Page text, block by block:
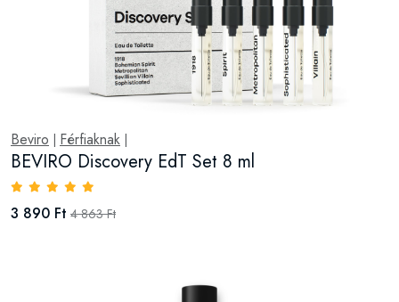
Beviro Férfiaknak
BEVIRO Discovery EdT Set 8 ml
3 890 Ft 4 863 Ft